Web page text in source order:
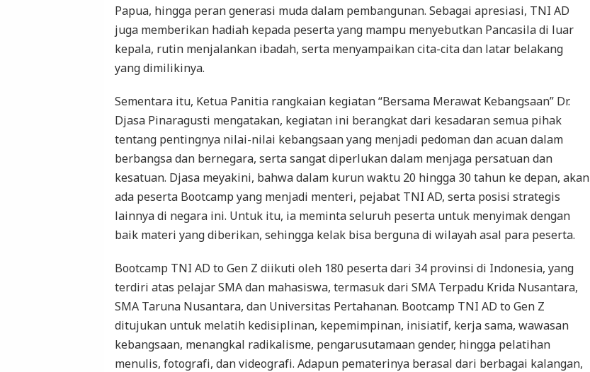
Papua, hingga peran generasi muda dalam pembangunan. Sebagai apresiasi, TNI AD
juga memberikan hadiah kepada peserta yang mampu menyebutkan Pancasila di luar
kepala, rutin menjalankan ibadah, serta menyampaikan cita-cita dan latar belakang
yang dimilikinya.
Sementara itu, Ketua Panitia rangkaian kegiatan “Bersama Merawat Kebangsaan” Dr.
Djasa Pinaragusti mengatakan, kegiatan ini berangkat dari kesadaran semua pihak
tentang pentingnya nilai-nilai kebangsaan yang menjadi pedoman dan acuan dalam
berbangsa dan bernegara, serta sangat diperlukan dalam menjaga persatuan dan
kesatuan. Djasa meyakini, bahwa dalam kurun waktu 20 hingga 30 tahun ke depan, akan
ada peserta Bootcamp yang menjadi menteri, pejabat TNI AD, serta posisi strategis
lainnya di negara ini. Untuk itu, ia meminta seluruh peserta untuk menyimak dengan
baik materi yang diberikan, sehingga kelak bisa berguna di wilayah asal para peserta.
Bootcamp TNI AD to Gen Z diikuti oleh 180 peserta dari 34 provinsi di Indonesia, yang
terdiri atas pelajar SMA dan mahasiswa, termasuk dari SMA Terpadu Krida Nusantara,
SMA Taruna Nusantara, dan Universitas Pertahanan. Bootcamp TNI AD to Gen Z
ditujukan untuk melatih kedisiplinan, kepemimpinan, inisiatif, kerja sama, wawasan
kebangsaan, menangkal radikalisme, pengarusutamaan gender, hingga pelatihan
menulis, fotografi, dan videografi. Adapun pematerinya berasal dari berbagai kalangan,